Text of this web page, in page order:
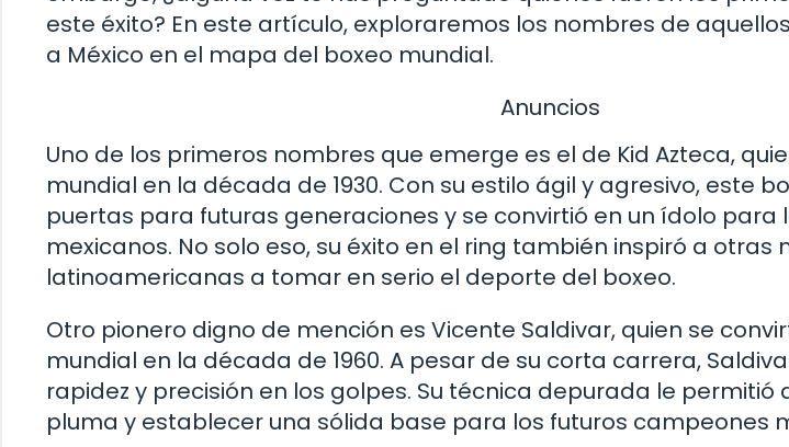
este éxito? En este artículo, exploraremos los nombres de
a México en el mapa del boxeo mundial.
Anuncios
Uno de los primeros nombres que emerge es el de Kid Azteca,
mundial en la década de 1930. Con su estilo ágil y agresivo, este
puertas para futuras generaciones y se convirtió en un ídolo para
mexicanos. No solo eso, su éxito en el ring también inspiró a otras
latinoamericanas a tomar en serio el deporte del boxeo.
Otro pionero digno de mención es Vicente Saldivar, quien se
mundial en la década de 1960. A pesar de su corta carrera,
rapidez y precisión en los golpes. Su técnica depurada le
pluma y establecer una sólida base para los futuros campeones